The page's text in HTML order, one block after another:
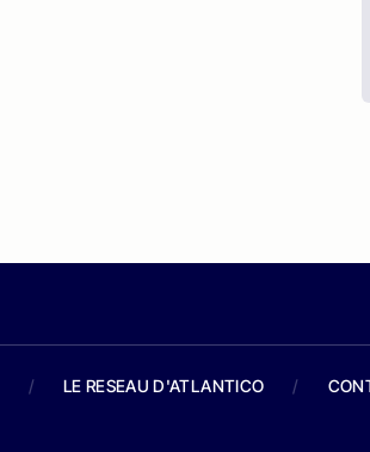
/ LE RESEAU D'ATLANTICO /